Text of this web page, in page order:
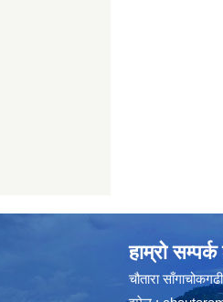
हाम्रो सम्पर्क
चौतारा